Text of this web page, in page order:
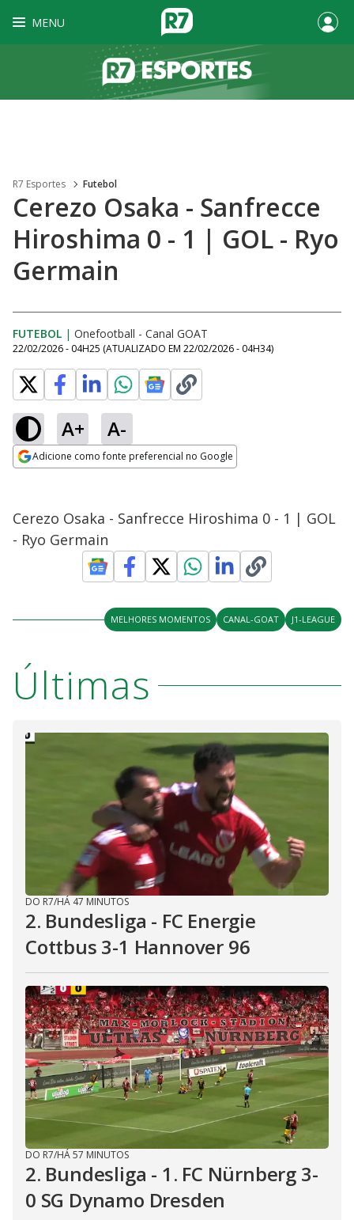
MENU
R7 Esportes Futebol
Cerezo Osaka - Sanfrecce
Hiroshima 0 - 1 | GOL - Ryo
Germain
FUTEBOL | Onefootball - Canal GOAT
22/02/2026 - 04H25 (ATUALIZADO EM 22/02/2026 - 04H34)
A+ A-
Adicione como fonte preferencial no Google
Cerezo Osaka - Sanfrecce Hiroshima 0 - 1 | GOL
- Ryo Germain
MELHORES MOMENTOS CANAL-GOAT J1-LEAGUE
Últimas
DO R7/HÁ 47 MINUTOS
2. Bundesliga - FC Energie
Cottbus 3-1 Hannover 96
DO R7/HÁ 57 MINUTOS
2. Bundesliga - 1. FC Nürnberg 3-
0 SG Dynamo Dresden